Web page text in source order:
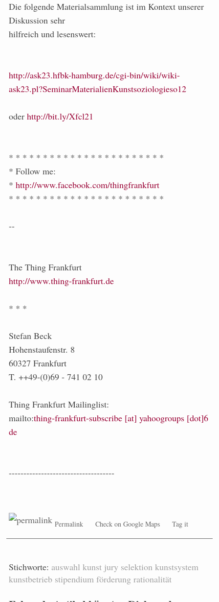
Die folgende Materialsammlung ist im Kontext unserer
Diskussion sehr
hilfreich und lesenswert:
http://ask23.hfbk-hamburg.de/cgi-bin/wiki/wiki-
ask23.pl?SeminarMaterialienKunstsoziologieso12
oder http://bit.ly/Xfcl21
* * * * * * * * * * * * * * * * * * * * * * *
* Follow me:
* http://www.facebook.com/thingfrankfurt
* * * * * * * * * * * * * * * * * * * * * * *
--
The Thing Frankfurt
http://www.thing-frankfurt.de
* * *
Stefan Beck
Hohenstaufenstr. 8
60327 Frankfurt
T. ++49-(0)69 - 741 02 10
Thing Frankfurt Mailinglist:
mailto:thing-frankfurt-subscribe [at] yahoogroups [dot]6
de
------------------------------------
Permalink Check on Google Maps Tag it
Stichworte: auswahl kunst jury selektion kunstsystem
kunstbetrieb stipendium förderung rationalität